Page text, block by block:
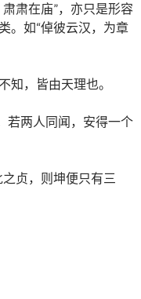
肃在庙”，亦只是形容
。如“倬彼云汉，为章
知，皆由天理也。
若两人同闻，安得一个
贞，则坤便只有三